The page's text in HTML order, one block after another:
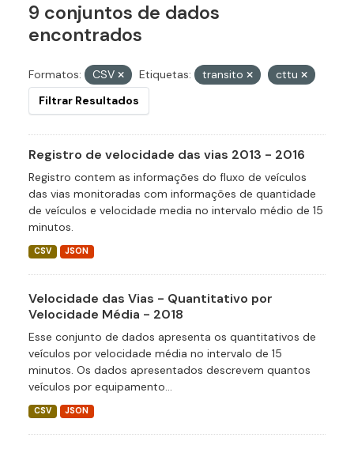
9 conjuntos de dados
encontrados
Formatos: CSV Etiquetas: transito
cttu
Filtrar Resultados
Registro de velocidade das vias 2013 - 2016
Registro contem as informações do fluxo de veículos
das vias monitoradas com informações de quantidade
de veículos e velocidade media no intervalo médio de 15
minutos.
CSV JSON
Velocidade das Vias - Quantitativo por
Velocidade Média - 2018
Esse conjunto de dados apresenta os quantitativos de
veículos por velocidade média no intervalo de 15
minutos. Os dados apresentados descrevem quantos
veículos por equipamento...
CSV JSON